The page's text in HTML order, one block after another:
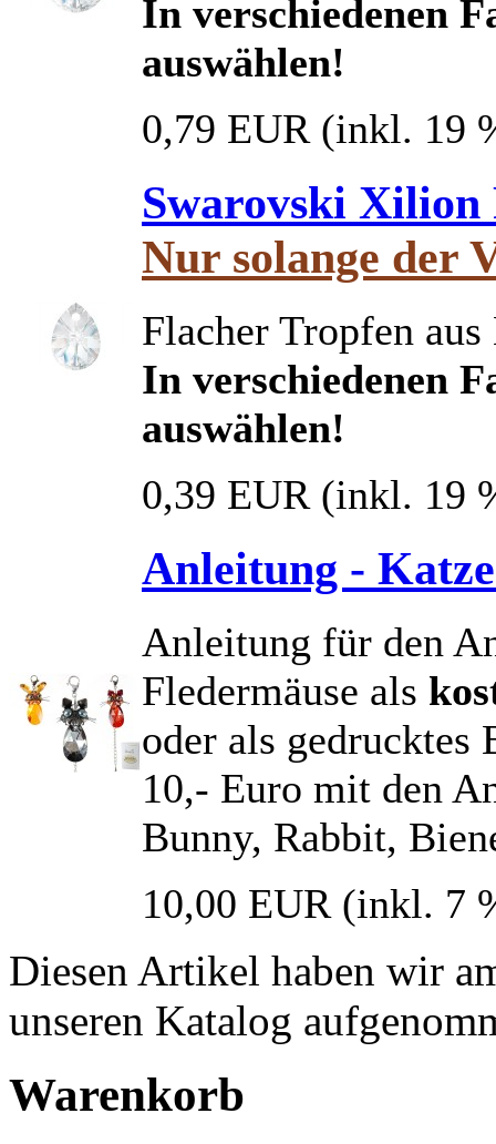
In verschiedenen
auswählen!
0,79 EUR (inkl. 19
Swarovski Xilion
Nur solange der
Flacher Tropfen
In verschiedenen
auswählen!
0,39 EUR (inkl. 19
Anleitung -
Anleitung für den
Fledermäuse als
oder als
10,- Euro mit den
Bunny, Rabbit,
10,00 EUR (inkl. 7
Diesen Artikel haben wir
unseren Katalog
Warenkorb